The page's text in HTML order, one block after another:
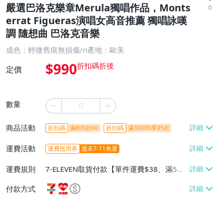
嚴選巴洛克樂章Merula獨唱作品，Monts
errat Figueras演唱女高音推薦 獨唱詠嘆
調 隨想曲 巴洛克音樂
0
成色：輕微舊痕無損傷/n產地：歐美
定價 $990
數量
商品活動 折扣碼 滿800折60 折扣碼 滿30000享95折
運費活動 運費抵用券 週末7-11免運
運費規則
7-ELEVEN取貨付款【單件運費$38、滿5件
或消費滿$1298免運費】、7-ELEVEN取貨
不付款【免運費】、萊爾富取貨付款【單件
付款方式